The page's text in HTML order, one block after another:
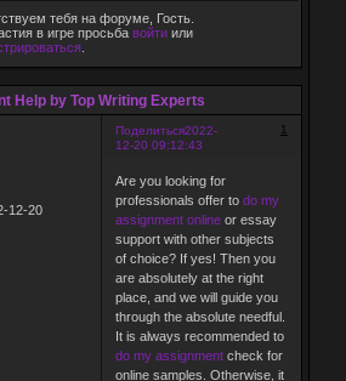
тебя на форуме, Гость.
в игре просьба войтиили
.
Help by Top Writing Experts
Поделиться 1
2022-
12-20 09:12:43
12-20
Are you looking for
professionals offer to do my
assignment onlineor essay
support with other subjects
of choice? If yes! Then you
are absolutely at the right
place, and we will guide you
through the absolute needful.
It is always recommended to
do my assignmentcheck for
online samples. Otherwise, it